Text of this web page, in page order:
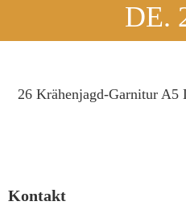
DE.
26 Krähenjagd-Garnitur A5
Kontakt